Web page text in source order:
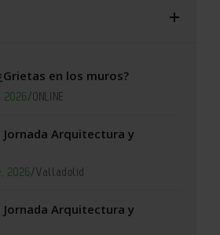
en los muros?
2026/ONLINE
Jornada Arquitectura y
2026/Valladolid
Jornada Arquitectura y